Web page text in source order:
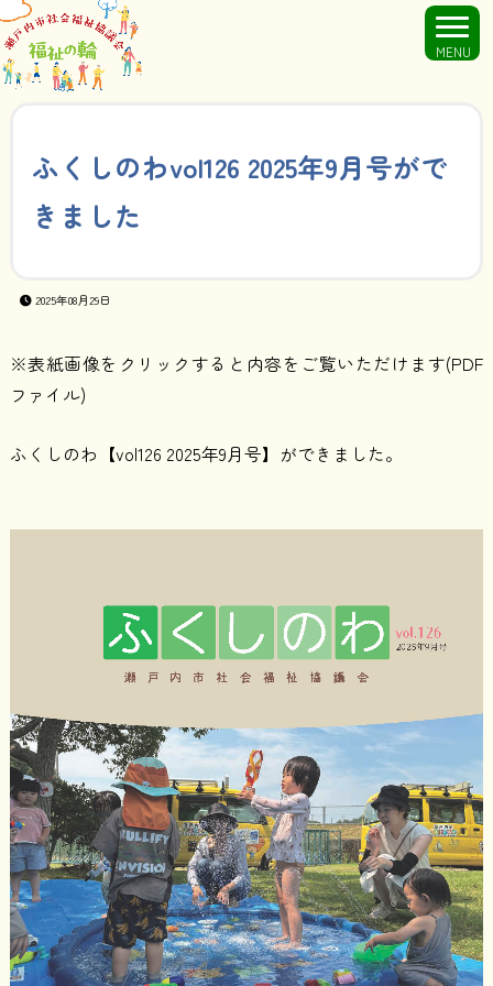
MENU
ふくしのわvol126 2025年9月号がで
きました
2025年08月29日
※表紙画像をクリックすると内容をご覧いただけます(PDF
ファイル)
ふくしのわ【vol126 2025年9月号】ができました。